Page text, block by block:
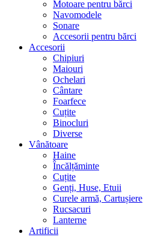
Motoare pentru bărci
Navomodele
Sonare
Accesorii pentru bărci
Accesorii
Chipiuri
Maiouri
Ochelari
Cântare
Foarfece
Cuțite
Binocluri
Diverse
Vânătoare
Haine
Încălțăminte
Cuțite
Genți, Huse, Etuii
Curele armă, Cartușiere
Rucsacuri
Lanterne
Artificii